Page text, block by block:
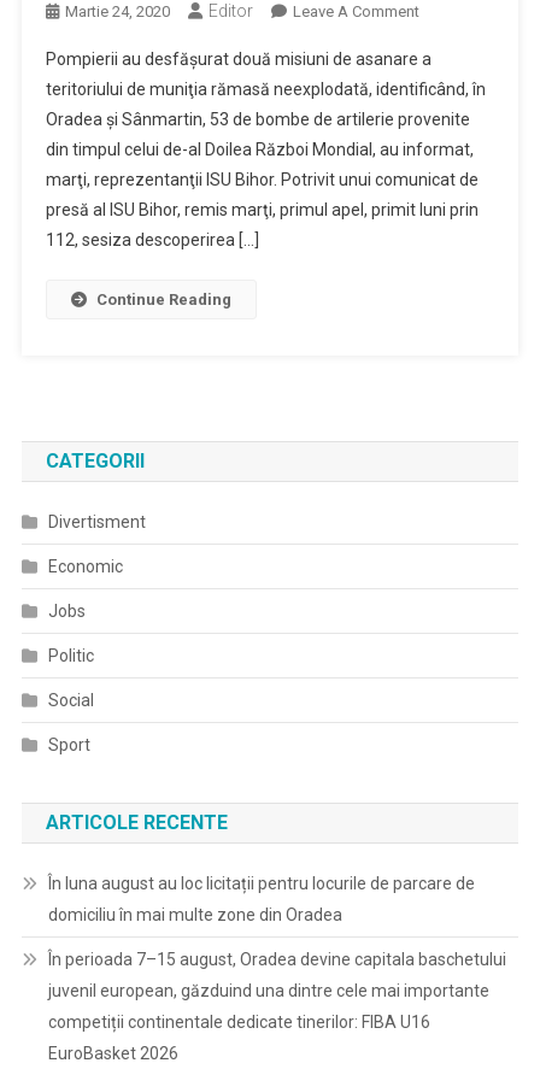
Martie 24, 2020 Editor Leave A CommentOn
50
De
Bombe
De
Artilerie
Din
Oradea
Pompierii au desfăşurat două misiuni de asanare a
teritoriului de muniţia rămasă neexplodată, identificând, în
Oradea şi Sânmartin, 53 de bombe de artilerie provenite
din timpul celui de-al Doilea Război Mondial, au informat,
marţi, reprezentanţii ISU Bihor. Potrivit unui comunicat de
presă al ISU Bihor, remis marţi, primul apel, primit luni prin
112, sesiza descoperirea […]
Continue Reading
CATEGORII
Divertisment
Economic
Jobs
Politic
Social
Sport
ARTICOLE RECENTE
În luna august au loc licitații pentru locurile de parcare de
domiciliu în mai multe zone din Oradea
În perioada 7–15 august, Oradea devine capitala baschetului
juvenil european, găzduind una dintre cele mai importante
competiții continentale dedicate tinerilor: FIBA U16
EuroBasket 2026